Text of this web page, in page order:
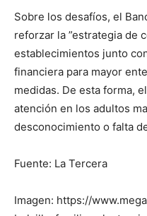
Sobre los desafíos, el
reforzar la ”estrategia de
establecimientos junto
financiera para mayor
medidas. De esta forma,
atención en los adultos
desconocimiento o falta
Fuente: La Tercera
Imagen: https://